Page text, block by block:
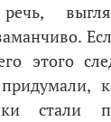
этого
стали